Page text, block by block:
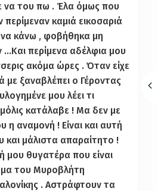
να του πω . Έλα όμως που
καμιά εικοσαριά
κάνω , φοβήθηκα μη
περίμενα αδέλφια μου
ακόμα ώρες . Όταν είχε
με ξαναβλέπει ο Γέροντας
μου λέει τι
κατάλαβε ! Μα δεν με
η αναμονή ! Είναι και αυτή
και μάλιστα απαραίτητο !
μου θυγατέρα που είναι
του Μυροβλήτη
. Αστράφτουν τα